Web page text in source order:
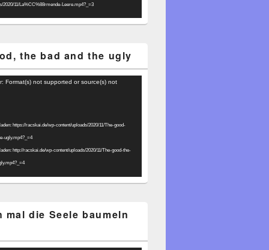
2020/11/La%CC%88rmende-Leere.mp4?_=3
the bad and the ugly
Format(s) not supported or source(s) not
https://racskai.de/wp-content/uploads/2020/11/The-good-
ugly.mp4?_=4
http://racskai.de/wp-content/uploads/2020/11/The-good-the-
mal die Seele baumeln